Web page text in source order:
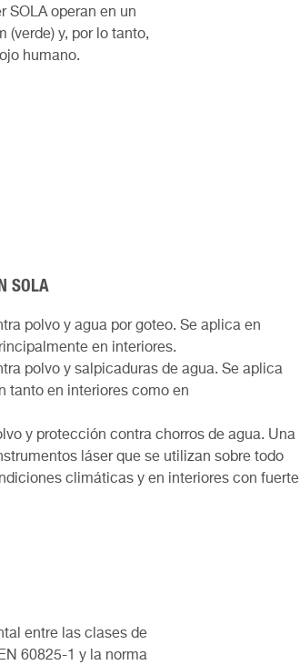
SOLA operan en un
(verde) y, por lo tanto,
humano.
SOLA
polvo y agua por goteo. Se aplica en
en interiores.
polvo y salpicaduras de agua. Se aplica
tanto en interiores como en
y protección contra chorros de agua. Una
láser que se utilizan sobre todo
climáticas y en interiores con fuerte
entre las clases de
60825-1 y la norma